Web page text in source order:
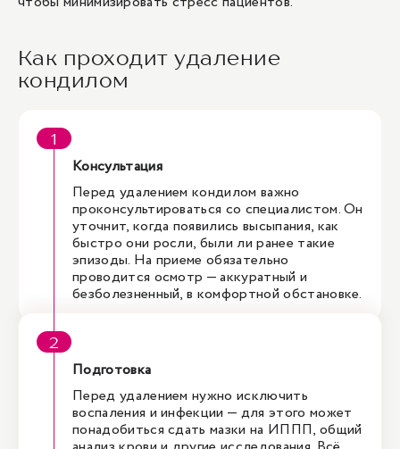
Как проходит удаление
кондилом
Консультация
Перед удалением кондилом важно
проконсультироваться со специалистом. Он
уточнит, когда появились высыпания, как
быстро они росли, были ли ранее такие
эпизоды. На приеме обязательно
проводится осмотр — аккуратный и
безболезненный, в комфортной обстановке.
Подготовка
Перед удалением нужно исключить
воспаления и инфекции — для этого может
понадобиться сдать мазки на ИППП, общий